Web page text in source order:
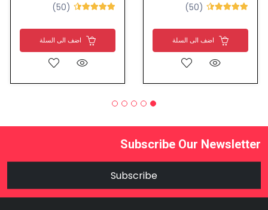
(50)
اضف الى السلة
(50)
اضف الى السلة
Subscribe Our Newsletter
Subscribe